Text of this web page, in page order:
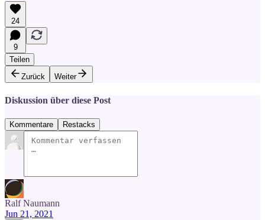
24
9
Teilen
Zurück
Weiter
Diskussion über diese Post
Kommentare Restacks
Ralf Naumann
Jun 21, 2021